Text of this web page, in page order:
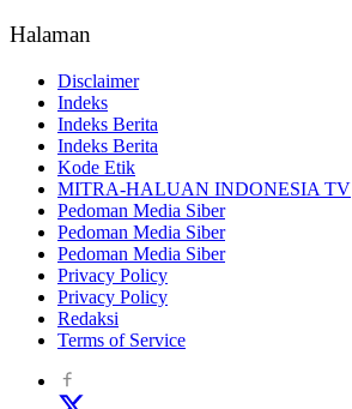
Halaman
Disclaimer
Indeks
Indeks Berita
Indeks Berita
Kode Etik
MITRA-HALUAN INDONESIA TV
Pedoman Media Siber
Pedoman Media Siber
Pedoman Media Siber
Privacy Policy
Privacy Policy
Redaksi
Terms of Service